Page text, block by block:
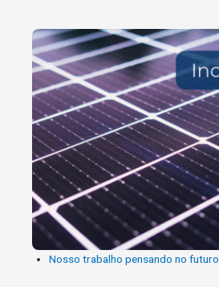
Nosso trabalho pensando no futuro